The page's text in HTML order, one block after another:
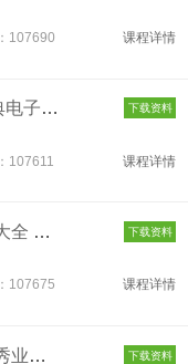
107690 课程详情
【保险经营】成功人士经典电子书籍88份 107611 下载资料
107611 课程详情
【保险经营】开门红-实战大全 107675 下载资料
107675 课程详情
【保险经营】主管培训-优秀业务主管必备 107647 下载资料